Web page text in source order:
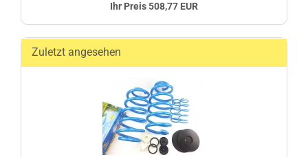
Ihr Preis 508,77 EUR
Zuletzt angesehen